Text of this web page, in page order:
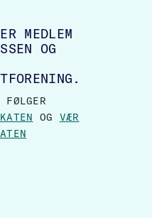
MEDLEM
OG
FØLGER
OG VÆR